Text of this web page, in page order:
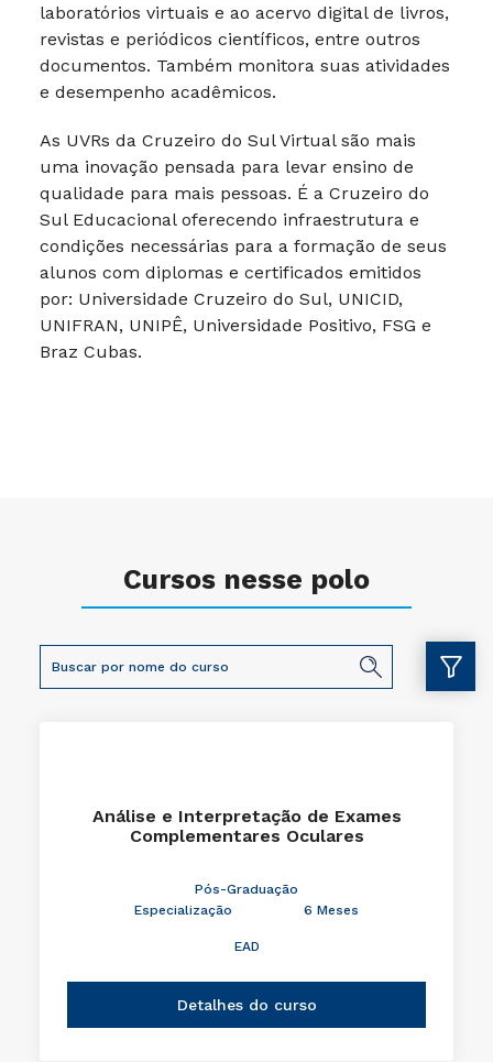
laboratórios virtuais e ao acervo digital de livros,
revistas e periódicos científicos, entre outros
documentos. Também monitora suas atividades
e desempenho acadêmicos.
As UVRs da Cruzeiro do Sul Virtual são mais
uma inovação pensada para levar ensino de
qualidade para mais pessoas. É a Cruzeiro do
Sul Educacional oferecendo infraestrutura e
condições necessárias para a formação de seus
alunos com diplomas e certificados emitidos
por: Universidade Cruzeiro do Sul, UNICID,
UNIFRAN, UNIPÊ, Universidade Positivo, FSG e
Braz Cubas.
Cursos nesse polo
Análise e Interpretação de Exames
Complementares Oculares
Pós-Graduação
Especialização
6 Meses
EAD
Detalhes do curso